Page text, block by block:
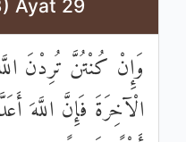
Ayat 29
وَإِنْ كُنْتُنَّ تُرِدْنَ
الْآخِرَةَ فَإِنَّ اللَّهَ